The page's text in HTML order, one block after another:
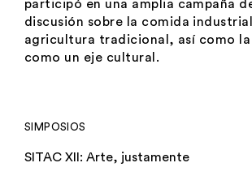
participó en una amplia campaña
discusión sobre la comida
agricultura tradicional, así como
como un eje cultural.
SIMPOSIOS
SITAC XII: Arte, justamente